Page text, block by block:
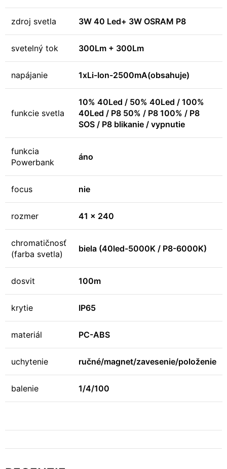
zdroj svetla 3W 40 Led+ 3W OSRAM P8
svetelný tok 300Lm + 300Lm
napájanie 1xLi-Ion-2500mA(obsahuje)
funkcie svetla
10% 40Led / 50% 40Led / 100%
40Led / P8 50% / P8 100% / P8
SOS / P8 blikanie / vypnutie
funkcia
Powerbank
áno
focus nie
rozmer 41 x 240
chromatičnosť
(farba svetla)
biela (40led-5000K / P8-6000K)
dosvit 100m
krytie IP65
materiál PC-ABS
uchytenie ručné/magnet/zavesenie/položenie
balenie 1/4/100